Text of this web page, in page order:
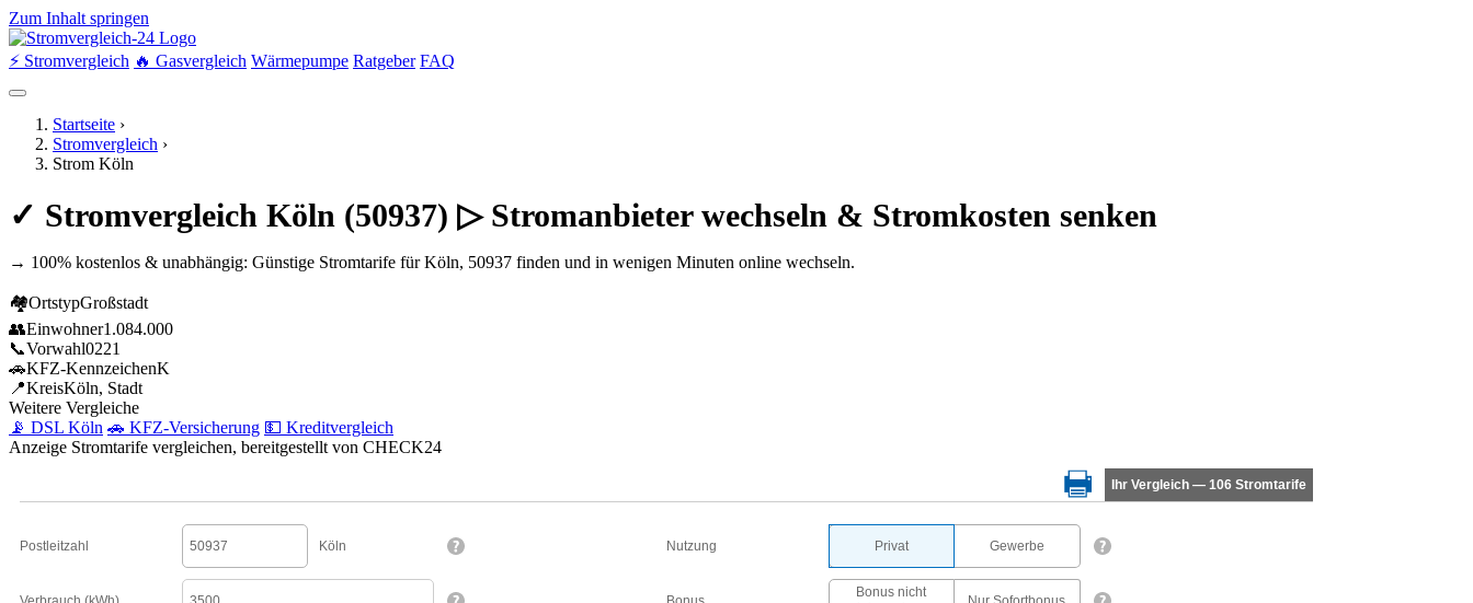
Zum Inhalt springen
⚡ Stromvergleich 🔥 Gasvergleich Wärmepumpe Ratgeber FAQ
Startseite ›
Stromvergleich ›
Strom Köln
✓ Stromvergleich Köln (50937) ▷ Stromanbieter wechseln & Stromkosten senken
→ 100% kostenlos & unabhängig: Günstige Stromtarife für Köln, 50937 finden und in wenigen Minuten online wechseln.
🏘OrtstypGroßstadt
👥Einwohner1.084.000
📞Vorwahl0221
🚗KFZ-KennzeichenK
📍KreisKöln, Stadt
Weitere Vergleiche
📡 DSL Köln 🚗 KFZ-Versicherung 💵 Kreditvergleich
Anzeige Stromtarife vergleichen, bereitgestellt von CHECK24